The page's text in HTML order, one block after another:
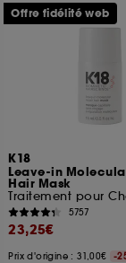
K18
Leave-in
Hair Mask
5757
23,25€
Prix d'origine : 31,00€ -
Offre fidélité web